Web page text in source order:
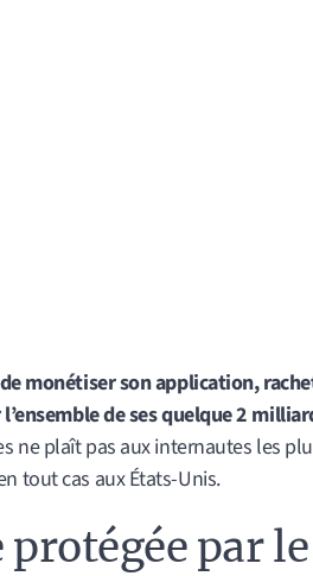
de monétiser son application,
de ses quelque 2
ne plaît pas aux internautes les
tout cas aux États-Unis.
protégée par le